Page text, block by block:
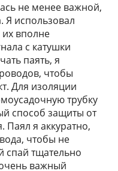
не менее важной,
Я использовал
вполне
с катушки
паять, я
чтобы
Для изоляции
трубку
способ защиты от
Паял я аккуратно,
чтобы не
спай тщательно
важный